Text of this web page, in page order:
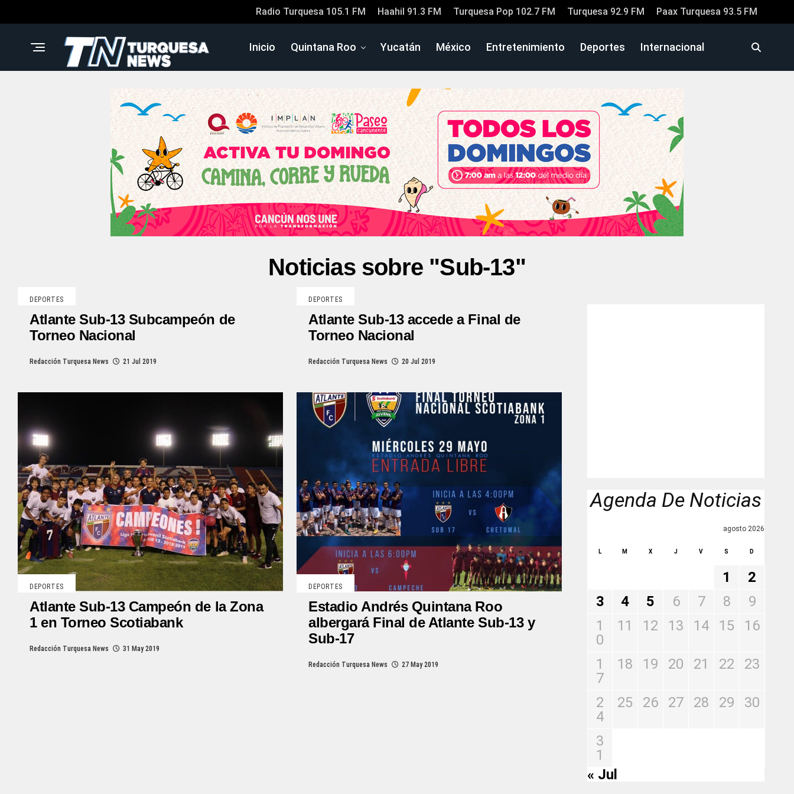
Radio Turquesa 105.1 FM Haahil 91.3 FM Turquesa Pop 102.7 FM Turquesa 92.9 FM Paax Turquesa 93.5 FM
Inicio Quintana Roo Yucatán México Entretenimiento Deportes Internacional
Noticias sobre "Sub-13"
DEPORTES
Atlante Sub-13 Subcampeón de
Torneo Nacional
Redacción Turquesa News 21 Jul 2019
DEPORTES
Atlante Sub-13 accede a Final de
Torneo Nacional
Redacción Turquesa News 20 Jul 2019
DEPORTES
Atlante Sub-13 Campeón de la Zona
1 en Torneo Scotiabank
Redacción Turquesa News 31 May 2019
DEPORTES
Estadio Andrés Quintana Roo
albergará Final de Atlante Sub-13 y
Sub-17
Redacción Turquesa News 27 May 2019
Agenda De Noticias
agosto 2026
L M X J V S D
1
2
3
4 5 6 7 8
9
1
0
11 12 13 14 15 16
1
7
18 19 20 21 22 23
2
4
25 26 27 28 29 30
3
1
« Jul